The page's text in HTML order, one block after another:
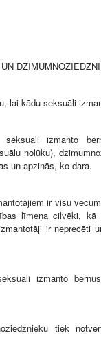
lai kādu seksuāli
izmanto
nolūku),
un apzinās, ko dara.
ir visu
līmeņa cilvēki,
ir neprecēti
izmanto
tiek